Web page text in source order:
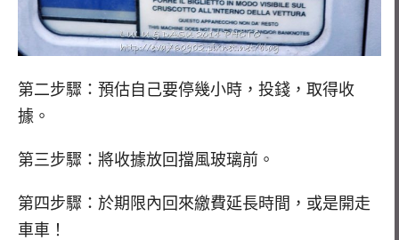
第二步驟：預估自己要停幾小時，投錢，取得收
據。
第三步驟：將收據放回擋風玻璃前。
第四步驟：於期限內回來繳費延長時間，或是開走
車車！